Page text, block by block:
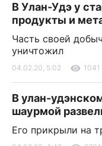
В Улан-Удэ у
продукты и
Часть своей
уничтожил
04.02.20, 5:02 1041
В улан-
шаурмой
Его прикрыли на